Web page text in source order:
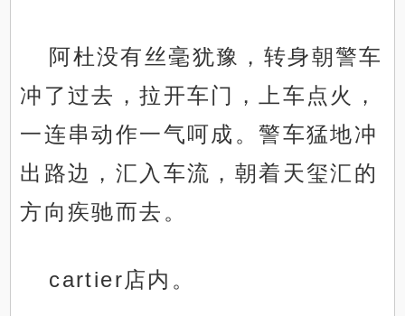
阿杜没有丝毫犹豫，转身朝警车
冲了过去，拉开车门，上车点火，
一连串动作一气呵成。警车猛地冲
出路边，汇入车流，朝着天玺汇的
方向疾驰而去。
cartier店内。